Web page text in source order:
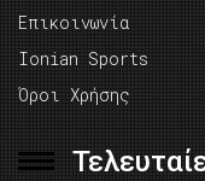
Επικοινωνία
Ionian Sports
Όροι Χρήσης